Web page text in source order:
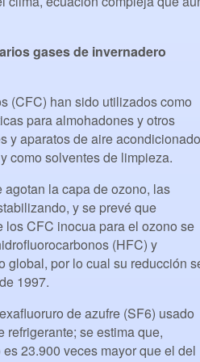
gases de invernadero
(CFC) han sido utilizados como
para almohadones y otros
y aparatos de aire
como solventes de limpieza.
la capa de ozono, las
y se prevé que
CFC inocua para el ozono se
(HFC) y
global, por lo cual su reducción
1997.
de azufre (SF6) usado
refrigerante; se estima que,
23.900 veces mayor que el del